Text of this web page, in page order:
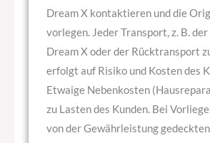
Dream X kontaktieren und die
vorlegen. Jeder Transport, z. B.
Dream X oder der Rücktransport
erfolgt auf Risiko und Kosten des
Etwaige Nebenkosten
zu Lasten des Kunden. Bei
von der Gewährleistung